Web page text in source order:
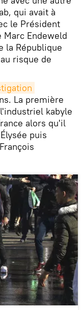
qui avait à
le Président
Endeweld
la République
risque de
La première
kabyle
alors qu'il
puis